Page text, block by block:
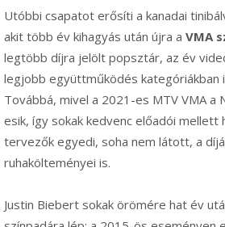
Utóbbi csapatot erősíti a kanadai
akit több év kihagyás után újra a VMA
legtöbb díjra jelölt popsztár, az év
legjobb együttműködés kategóriákban
Továbbá, mivel a 2021-es MTV VMA a
esik, így sokak kedvenc előadói mellett
tervezők egyedi, soha nem látott, a
ruhakölteményei is.
Justin Biebert sokak örömére hat év